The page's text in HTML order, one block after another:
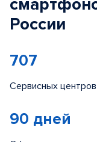
России
707
Сервисных центров
90 дней